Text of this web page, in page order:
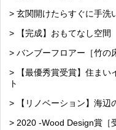
> 玄関開けたらすぐに手洗
> 【完成】おもてなし空間
> バンブーフロアー［竹の
> 【最優秀賞受賞】住まい
ト
> 【リノベーション】海辺
> 2020 -Wood Design賞［